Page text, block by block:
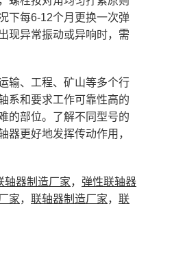
下每6-12个月更换一次弹
现异常振动或异响时，需
输、工程、矿山等多个行
系和要求工作可靠性高的
的部位。了解不同型号的
更好地发挥传动作用，
轴器制造厂家， 弹性联轴器
家， 联轴器制造厂家， 联